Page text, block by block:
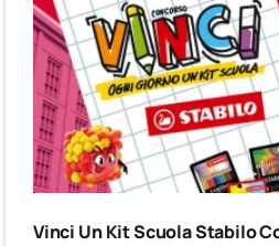
Vinci Un Kit Scuola Stabilo